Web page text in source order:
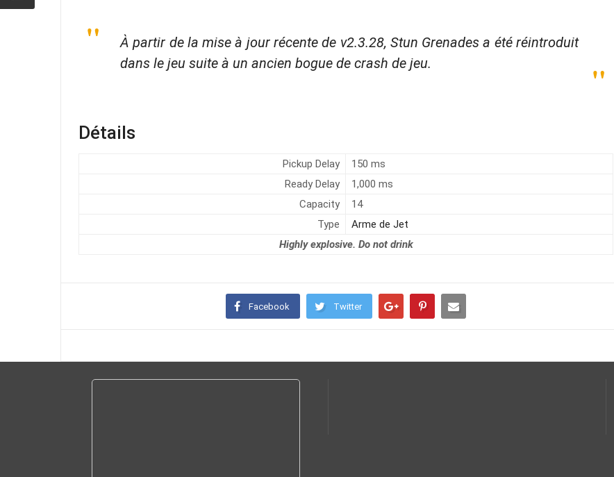
À partir de la mise à jour récente de v2.3.28, Stun Grenades a été réintroduit
dans le jeu suite à un ancien bogue de crash de jeu.
Détails
Pickup Delay
150 ms
Ready Delay
1,000 ms
Capacity
14
Type
Arme de Jet
Highly explosive. Do not drink
Facebook Twitter